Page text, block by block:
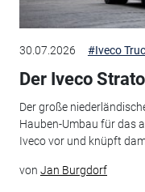
30.07.2026 #Iveco
Der Iveco
Der große
Hauben-Umbau für das
Iveco vor und knüpft
von Jan Burgdorf